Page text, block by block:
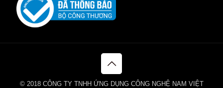
© 2018 CÔNG TY TNHH ỨNG DỤNG CÔNG NGHỆ NAM VIỆT